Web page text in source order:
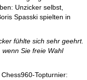
Unzicker selbst,
Spasski spielten in
fühlte sich sehr geehrt.
Sie freie Wahl
Topturnier: